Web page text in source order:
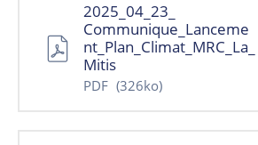
2025_04_23_
Communique_Lanceme
nt_Plan_Climat_MRC_La_
Mitis
PDF (326ko)